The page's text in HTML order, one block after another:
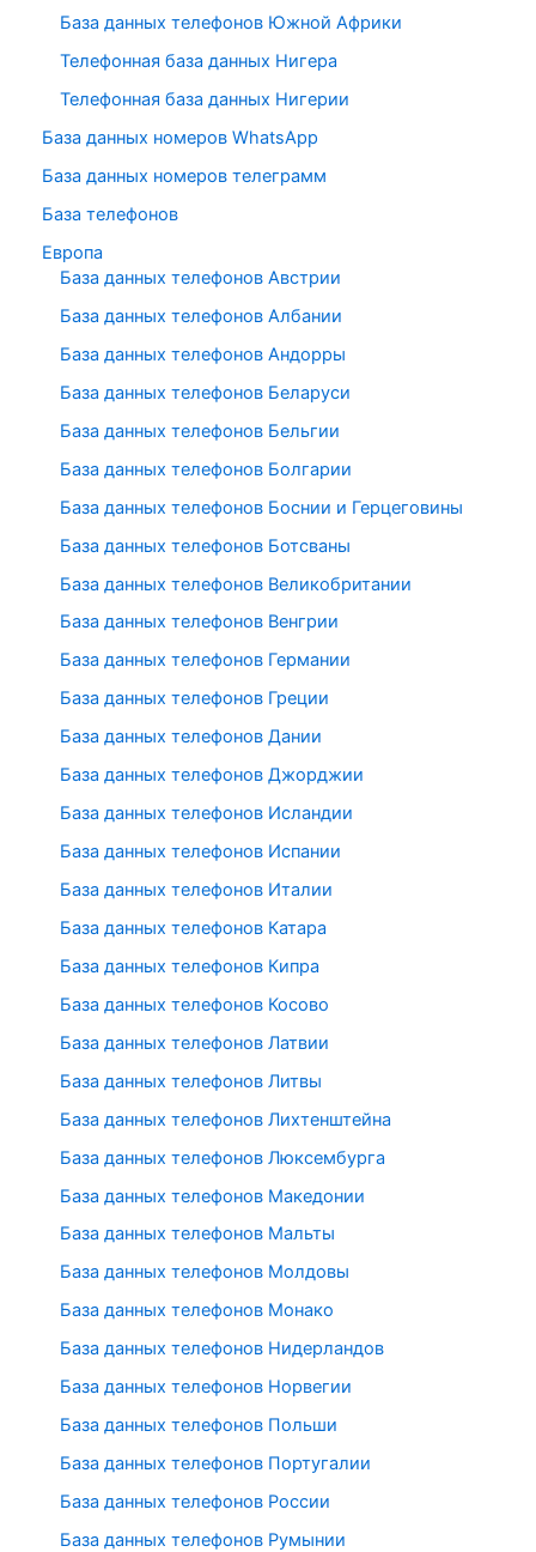
База данных телефонов Южной Африки
Телефонная база данных Нигера
Телефонная база данных Нигерии
База данных номеров WhatsApp
База данных номеров телеграмм
База телефонов
Европа
База данных телефонов Австрии
База данных телефонов Албании
База данных телефонов Андорры
База данных телефонов Беларуси
База данных телефонов Бельгии
База данных телефонов Болгарии
База данных телефонов Боснии и Герцеговины
База данных телефонов Ботсваны
База данных телефонов Великобритании
База данных телефонов Венгрии
База данных телефонов Германии
База данных телефонов Греции
База данных телефонов Дании
База данных телефонов Джорджии
База данных телефонов Исландии
База данных телефонов Испании
База данных телефонов Италии
База данных телефонов Катара
База данных телефонов Кипра
База данных телефонов Косово
База данных телефонов Латвии
База данных телефонов Литвы
База данных телефонов Лихтенштейна
База данных телефонов Люксембурга
База данных телефонов Македонии
База данных телефонов Мальты
База данных телефонов Молдовы
База данных телефонов Монако
База данных телефонов Нидерландов
База данных телефонов Норвегии
База данных телефонов Польши
База данных телефонов Португалии
База данных телефонов России
База данных телефонов Румынии